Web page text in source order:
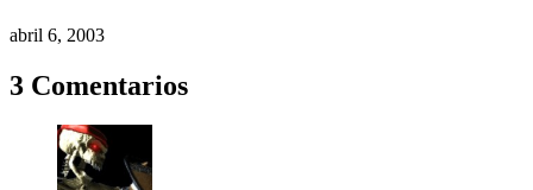
abril 6, 2003
3 Comentarios